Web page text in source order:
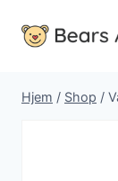
Hjem / Shop /